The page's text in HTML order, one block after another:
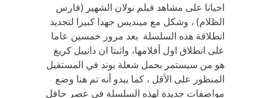
احيانا على مشاهد فيلم نولان الشهير (فارس
الظلام) ، وشكل مع مينديس جهدا كبيرا لتجديد
انطلاقة هذه السلسلة بعد مرور خمسين عاما
على انطلاق اول أفلامها، واثبتا ان دانييل كريغ
هو من سيستمر بحمل شعلة بوند في المستقبل
المنظور على الأقل ، كما يبدو أنه تم هنا وضع
مواصفات جديدة لهذه السلسلة في عصر حافل